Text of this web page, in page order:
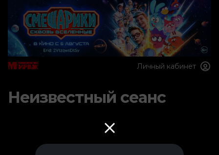
Личный кабинет
Неизвестный сеанс